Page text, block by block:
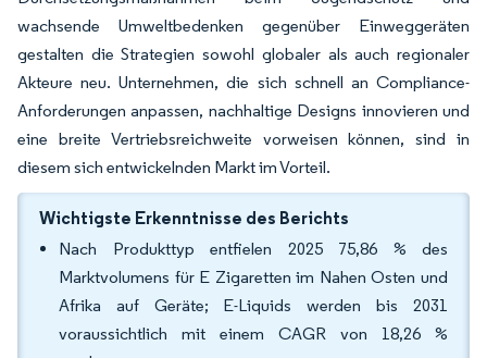
wachsende Umweltbedenken gegenüber Einweggeräten
gestalten die Strategien sowohl globaler als auch regionaler
Akteure neu. Unternehmen, die sich schnell an Compliance-
Anforderungen anpassen, nachhaltige Designs innovieren und
eine breite Vertriebsreichweite vorweisen können, sind in
diesem sich entwickelnden Markt im Vorteil.
Wichtigste Erkenntnisse des Berichts
Nach Produkttyp entfielen 2025 75,86 % des
Marktvolumens für E Zigaretten im Nahen Osten und
Afrika auf Geräte; E-Liquids werden bis 2031
voraussichtlich mit einem CAGR von 18,26 %